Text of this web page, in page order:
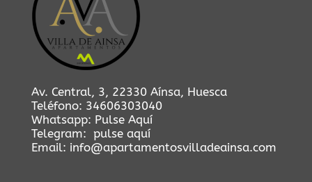
Av. Central, 3, 22330 Aínsa, Huesca
Teléfono: 34606303040
Whatsapp: Pulse Aquí
Telegram: pulse aquí
Email: info@apartamentosvilladeainsa.com